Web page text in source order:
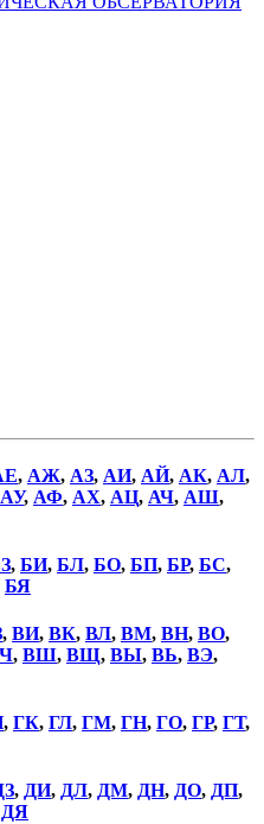
, АЖ, АЗ, АИ, АЙ, АК, АЛ,
АУ, АФ, АХ, АЦ, АЧ, АШ,
, БИ, БЛ, БО, БП, БР, БС,
БЯ
, ВИ, ВК, ВЛ, ВМ, ВН, ВО,
, ВШ, ВЩ, ВЫ, ВЬ, ВЭ,
, ГК, ГЛ, ГМ, ГН, ГО, ГР, ГТ,
, ДИ, ДЛ, ДМ, ДН, ДО, ДП,
ДЯ